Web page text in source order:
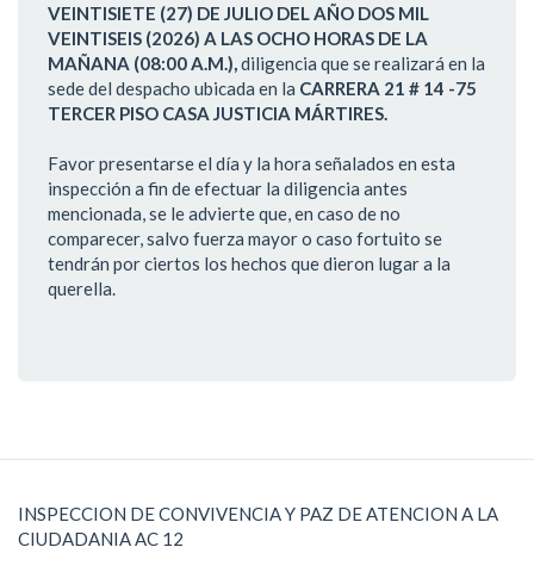
VEINTISIETE (27) DE JULIO DEL AÑO DOS MIL
VEINTISEIS (2026) A LAS OCHO HORAS DE LA
MAÑANA (08:00 A.M.), diligencia que se realizará en la
sede del despacho ubicada en la CARRERA 21 # 14 -75
TERCER PISO CASA JUSTICIA MÁRTIRES.
Favor presentarse el día y la hora señalados en esta
inspección a fin de efectuar la diligencia antes
mencionada, se le advierte que, en caso de no
comparecer, salvo fuerza mayor o caso fortuito se
tendrán por ciertos los hechos que dieron lugar a la
querella.
INSPECCION DE CONVIVENCIA Y PAZ DE ATENCION A LA
CIUDADANIA AC 12